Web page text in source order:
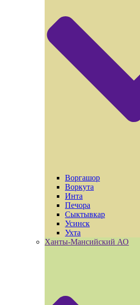
Воргашор
Воркута
Инта
Печора
Сыктывкар
Усинск
Ухта
Ханты-Мансийский АО